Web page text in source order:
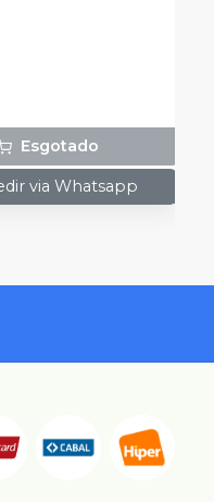
Esgotado
via Whatsapp